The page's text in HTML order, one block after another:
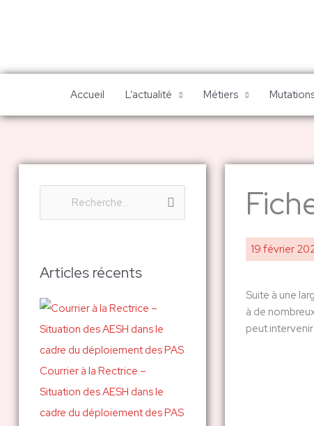
Accueil L’actualité Métiers
h
r
c
h
e
r
Articles récents
Courrier à la Rectrice –
Situation des AESH dans le
cadre du déploiement des PAS
19 février
Suite à une
à de
peut